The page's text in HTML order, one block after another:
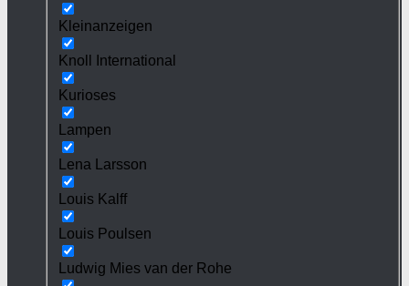
Kleinanzeigen
Knoll International
Kurioses
Lampen
Lena Larsson
Louis Kalff
Louis Poulsen
Ludwig Mies van der Rohe